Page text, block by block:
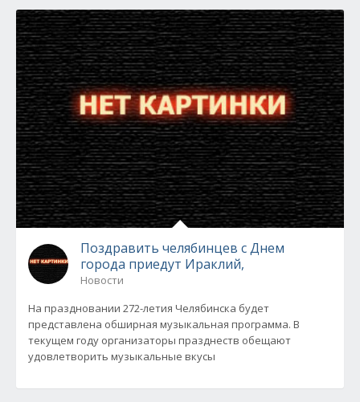
Поздравить челябинцев с Днем
города приедут Ираклий,
Новости
На праздновании 272-летия Челябинска будет
представлена обширная музыкальная программа. В
текущем году организаторы празднеств обещают
удовлетворить музыкальные вкусы